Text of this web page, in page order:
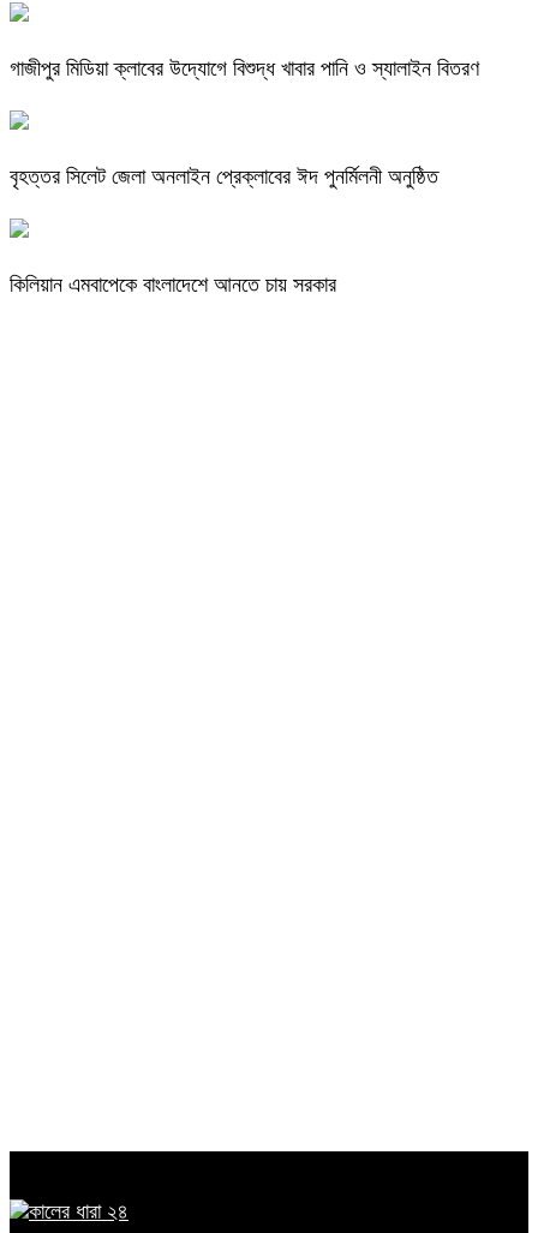
গাজীপুর মিডিয়া ক্লাবের উদ্যোগে বিশুদ্ধ খাবার পানি ও স্যালাইন বিতরণ
বৃহত্তর সিলেট জেলা অনলাইন প্রেক্লাবের ঈদ পুনর্মিলনী অনুষ্ঠিত
কিলিয়ান এমবাপেকে বাংলাদেশে আনতে চায় সরকার